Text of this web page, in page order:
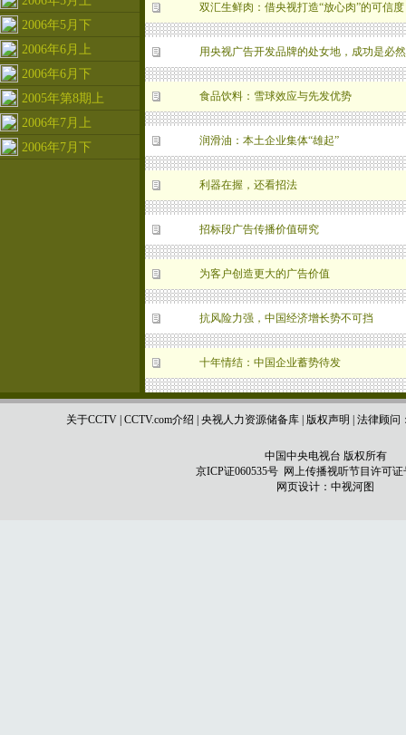
2006年5月下
2006年6月上
2006年6月下
2005年第8期上
2006年7月上
2006年7月下
双汇生鲜肉：借央视打造“放心肉”的可信度
用央视广告开发品牌的处女地，成功是必
食品饮料：雪球效应与先发优势
润滑油：本土企业集体“雄起”
利器在握，还看招法
招标段广告传播价值研究
为客户创造更大的广告价值
抗风险力强，中国经济增长势不可挡
十年情结：中国企业蓄势待发
关于CCTV| CCTV.com介绍 央视人力资源储备库| 版权声明 法律顾问
中国中央电视台 版权所有
京ICP证060535号 网上传播视听节目许可证
网页设计： 中视河图